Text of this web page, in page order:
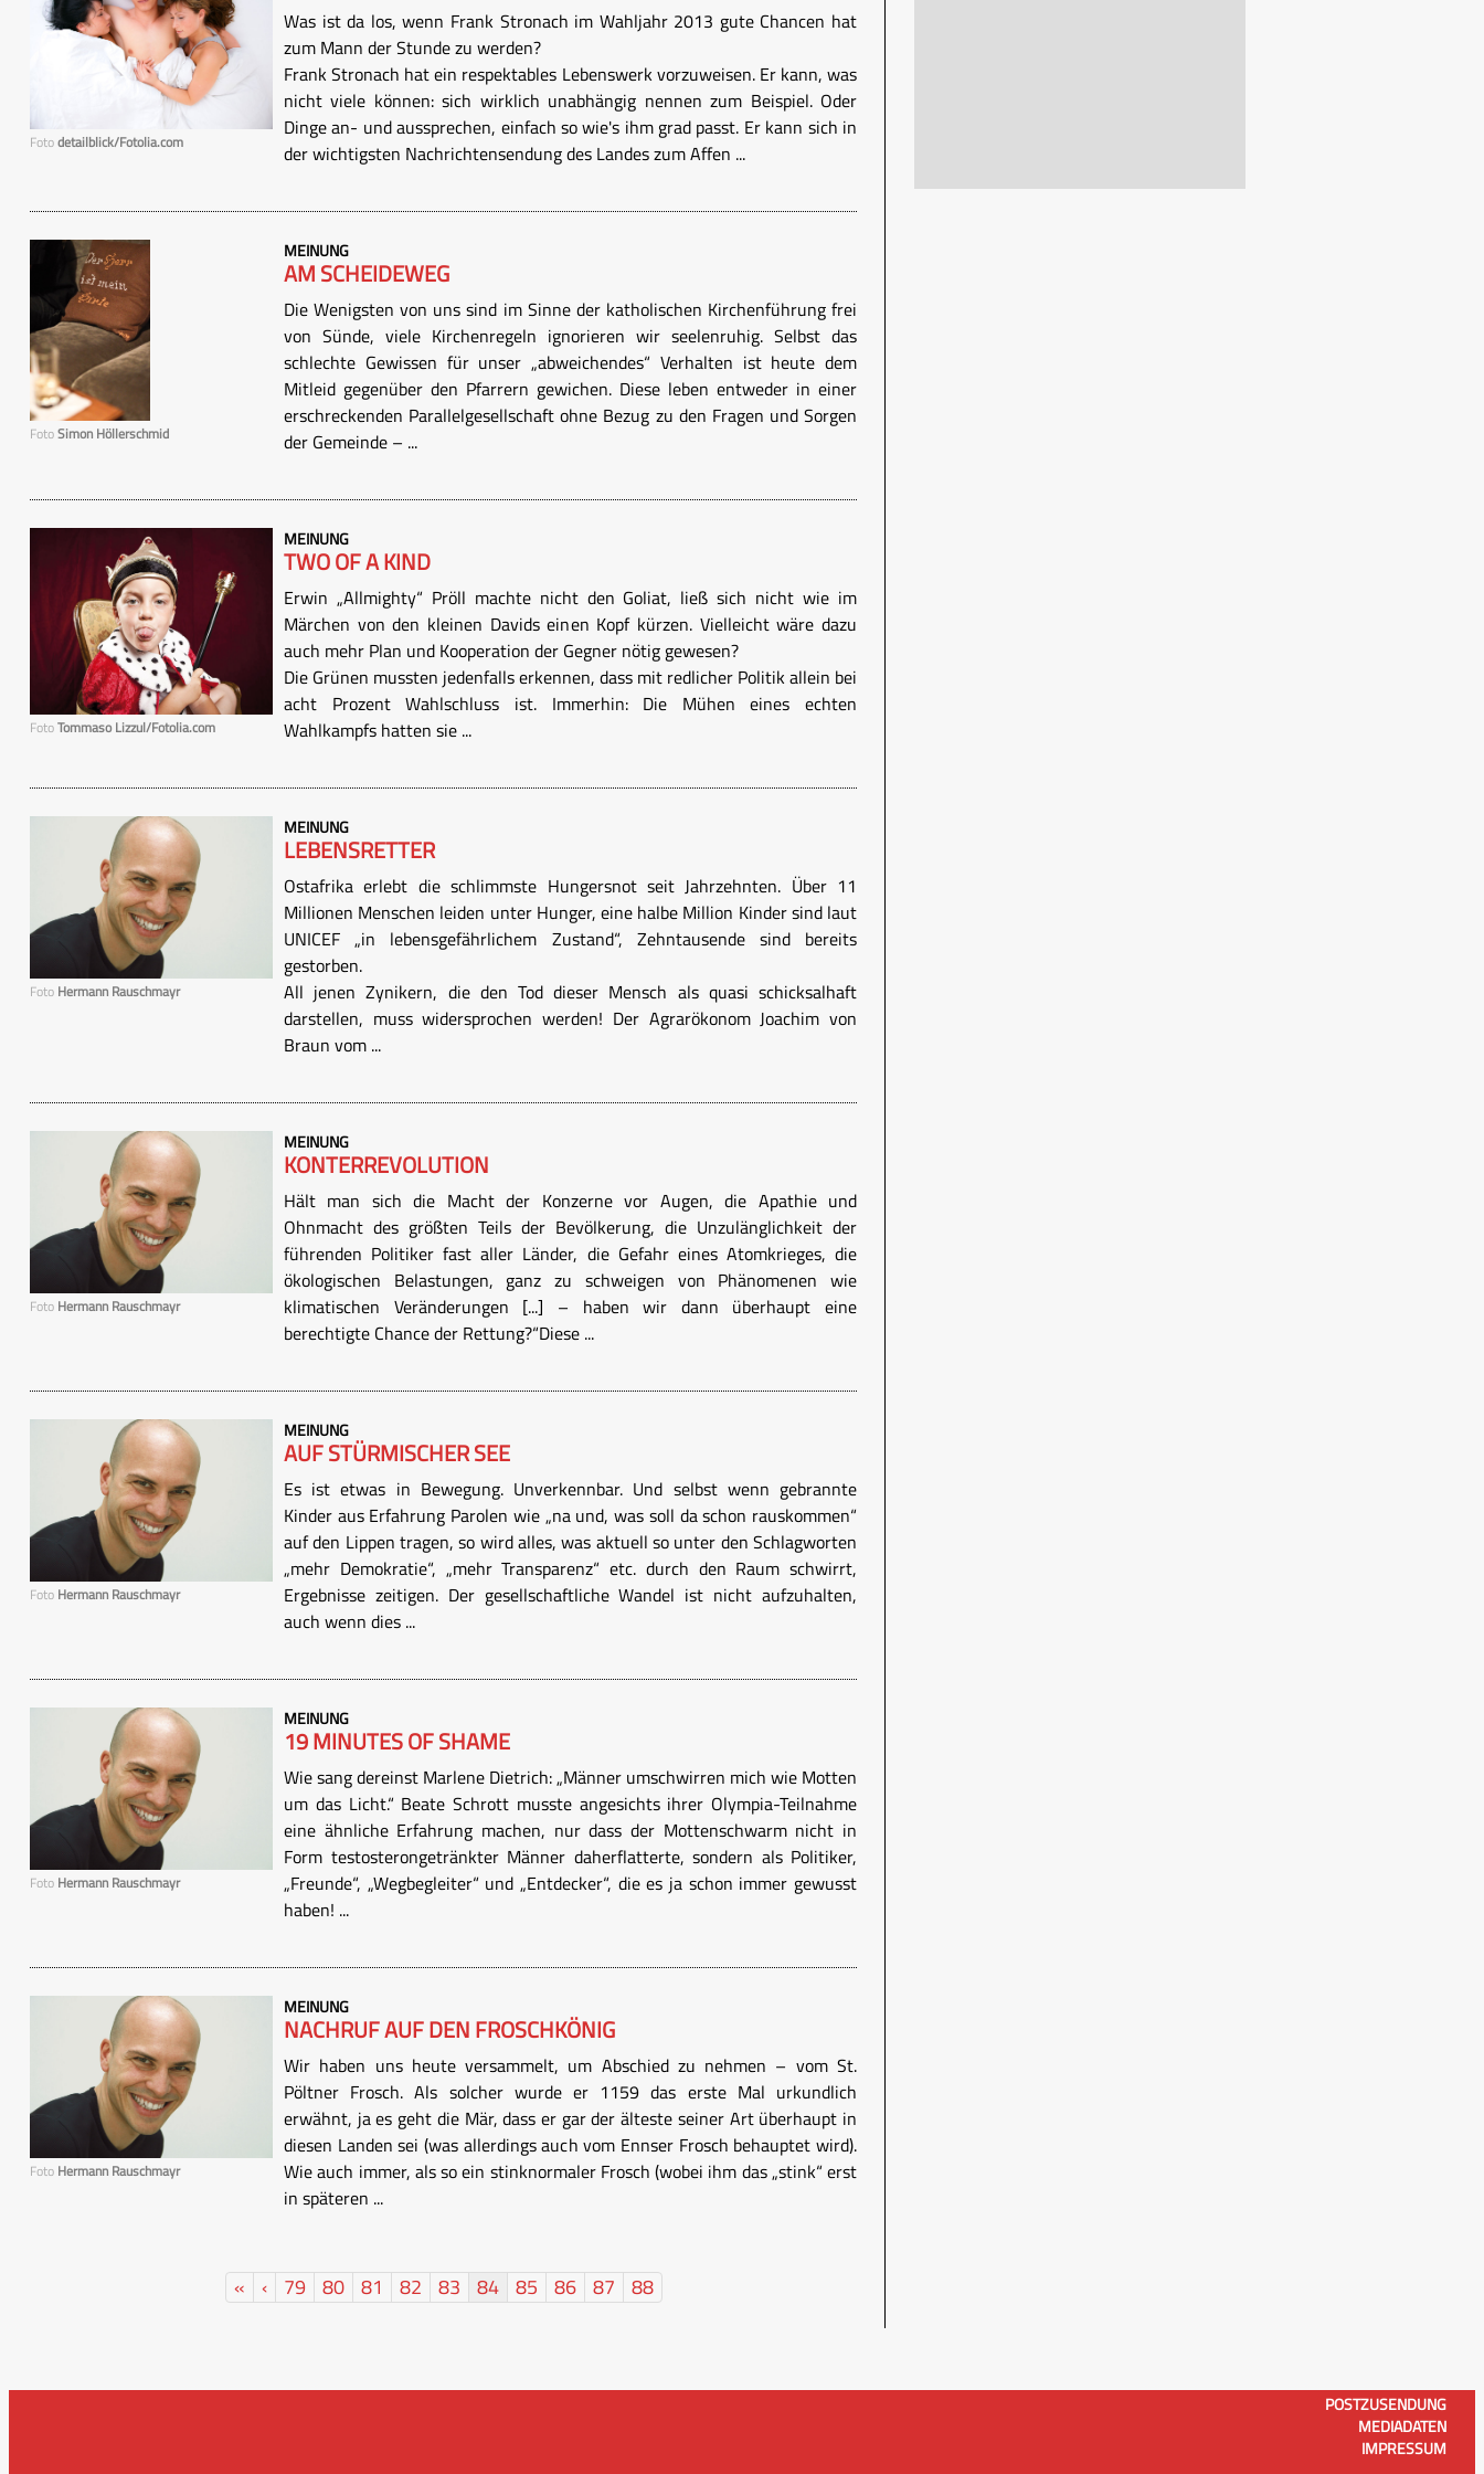
Fotodetailblick/Fotolia.com
Was ist da los, wenn Frank Stronach im Wahljahr 2013 gute Chancen hat
zum Mann der Stunde zu werden?
Frank Stronach hat ein respektables Lebenswerk vorzuweisen. Er kann, was
nicht viele können: sich wirklich unabhängig nennen zum Beispiel. Oder
Dinge an- und aussprechen, einfach so wie's ihm grad passt. Er kann sich in
der wichtigsten Nachrichtensendung des Landes zum Affen ...
FotoSimon Höllerschmid
MEINUNG
AM SCHEIDEWEG
Die Wenigsten von uns sind im Sinne der katholischen Kirchenführung frei
von Sünde, viele Kirchenregeln ignorieren wir seelenruhig. Selbst das
schlechte Gewissen für unser „abweichendes“ Verhalten ist heute dem
Mitleid gegenüber den Pfarrern gewichen. Diese leben entweder in einer
erschreckenden Parallelgesellschaft ohne Bezug zu den Fragen und Sorgen
der Gemeinde – ...
FotoTommaso Lizzul/Fotolia.com
MEINUNG
TWO OF A KIND
Erwin „Allmighty“ Pröll machte nicht den Goliat, ließ sich nicht wie im
Märchen von den kleinen Davids einen Kopf kürzen. Vielleicht wäre dazu
auch mehr Plan und Kooperation der Gegner nötig gewesen?
Die Grünen mussten jedenfalls erkennen, dass mit redlicher Politik allein bei
acht Prozent Wahlschluss ist. Immerhin: Die Mühen eines echten
Wahlkampfs hatten sie ...
Foto Hermann Rauschmayr
MEINUNG
LEBENSRETTER
Ostafrika erlebt die schlimmste Hungersnot seit Jahrzehnten. Über 11
Millionen Menschen leiden unter Hunger, eine halbe Million Kinder sind laut
UNICEF „in lebensgefährlichem Zustand“, Zehntausende sind bereits
gestorben.
All jenen Zynikern, die den Tod dieser Mensch als quasi schicksalhaft
darstellen, muss widersprochen werden! Der Agrarökonom Joachim von
Braun vom ...
Foto Hermann Rauschmayr
MEINUNG
KONTERREVOLUTION
Hält man sich die Macht der Konzerne vor Augen, die Apathie und
Ohnmacht des größten Teils der Bevölkerung, die Unzulänglichkeit der
führenden Politiker fast aller Länder, die Gefahr eines Atomkrieges, die
ökologischen Belastungen, ganz zu schweigen von Phänomenen wie
klimatischen Veränderungen [...] – haben wir dann überhaupt eine
berechtigte Chance der Rettung?“Diese ...
Foto Hermann Rauschmayr
MEINUNG
AUF STÜRMISCHER SEE
Es ist etwas in Bewegung. Unverkennbar. Und selbst wenn gebrannte
Kinder aus Erfahrung Parolen wie „na und, was soll da schon rauskommen“
auf den Lippen tragen, so wird alles, was aktuell so unter den Schlagworten
„mehr Demokratie“, „mehr Transparenz“ etc. durch den Raum schwirrt,
Ergebnisse zeitigen. Der gesellschaftliche Wandel ist nicht aufzuhalten,
auch wenn dies ...
Foto Hermann Rauschmayr
MEINUNG
19 MINUTES OF SHAME
Wie sang dereinst Marlene Dietrich: „Männer umschwirren mich wie Motten
um das Licht.“ Beate Schrott musste angesichts ihrer Olympia-Teilnahme
eine ähnliche Erfahrung machen, nur dass der Mottenschwarm nicht in
Form testosterongetränkter Männer daherflatterte, sondern als Politiker,
„Freunde“, „Wegbegleiter“ und „Entdecker“, die es ja schon immer gewusst
haben! ...
Foto Hermann Rauschmayr
MEINUNG
NACHRUF AUF DEN FROSCHKÖNIG
Wir haben uns heute versammelt, um Abschied zu nehmen – vom St.
Pöltner Frosch. Als solcher wurde er 1159 das erste Mal urkundlich
erwähnt, ja es geht die Mär, dass er gar der älteste seiner Art überhaupt in
diesen Landen sei (was allerdings auch vom Ennser Frosch behauptet wird).
Wie auch immer, als so ein stinknormaler Frosch (wobei ihm das „stink“ erst
in späteren ...
« ‹ 79 80 81 82 83 84 85 86 87 88
POSTZUSENDUNG
MEDIADATEN
IMPRESSUM